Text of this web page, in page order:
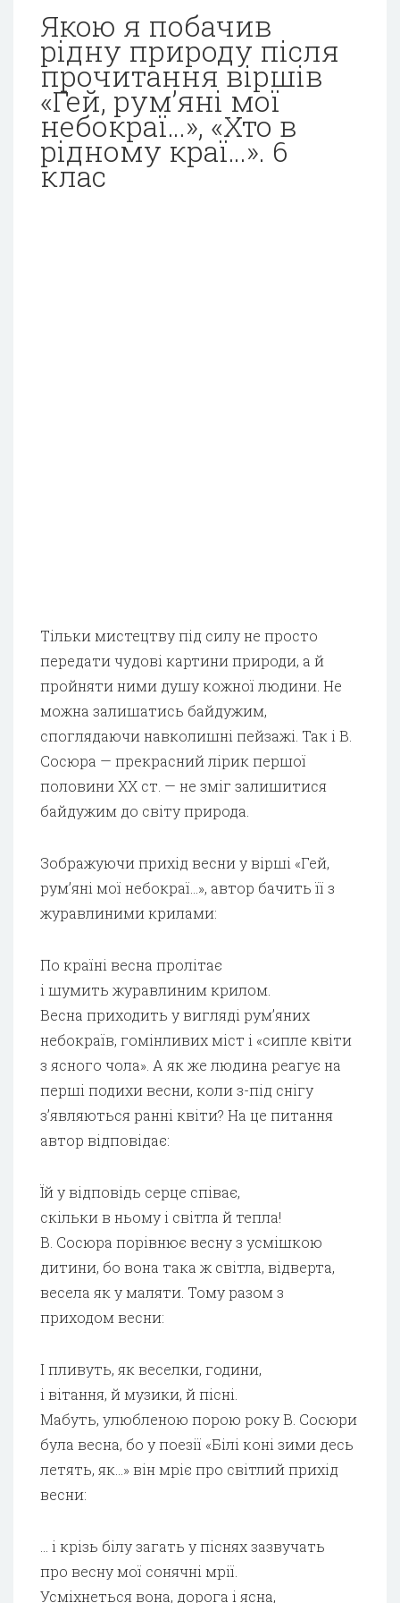
Якою я побачив
рідну природу після
прочитання віршів
«Гей, рум’яні мої
небокраї…», «Хто в
рідному краї…». 6
клас
Тільки мистецтву під силу не просто
передати чудові картини природи, а й
пройняти ними душу кожної людини. Не
можна залишатись байдужим,
споглядаючи навколишні пейзажі. Так і В.
Сосюра — прекрасний лірик першої
половини XX ст. — не зміг залишитися
байдужим до світу природа.
Зображуючи прихід весни у вірші «Гей,
рум’яні мої небокраї…», автор бачить її з
журавлиними крилами:
По країні весна пролітає
і шумить журавлиним крилом.
Весна приходить у вигляді рум’яних
небокраїв, гомінливих міст і «сипле квіти
з ясного чола». А як же людина реагує на
перші подихи весни, коли з-під снігу
з’являються ранні квіти? На це питання
автор відповідає:
Їй у відповідь серце співає,
скільки в ньому і світла й тепла!
В. Сосюра порівнює весну з усмішкою
дитини, бо вона така ж світла, відверта,
весела як у маляти. Тому разом з
приходом весни:
І пливуть, як веселки, години,
і вітання, й музики, й пісні.
Мабуть, улюбленою порою року В. Сосюри
була весна, бо у поезії «Білі коні зими десь
летять, як…» він мріє про світлий прихід
весни:
… і крізь білу загать у піснях зазвучать
про весну мої сонячні мрії.
Усміхнеться вона, дорога і ясна,